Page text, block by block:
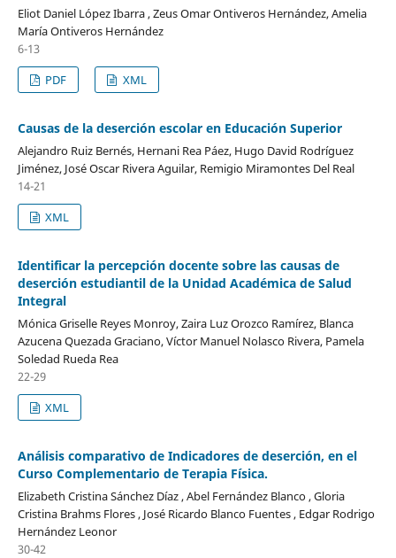
Eliot Daniel López Ibarra , Zeus Omar Ontiveros Hernández, Amelia
María Ontiveros Hernández
6-13
PDF
XML
Causas de la deserción escolar en Educación Superior
Alejandro Ruiz Bernés, Hernani Rea Páez, Hugo David Rodríguez
Jiménez, José Oscar Rivera Aguilar, Remigio Miramontes Del Real
14-21
XML
Identificar la percepción docente sobre las causas de
deserción estudiantil de la Unidad Académica de Salud
Integral
Mónica Griselle Reyes Monroy, Zaira Luz Orozco Ramírez, Blanca
Azucena Quezada Graciano, Víctor Manuel Nolasco Rivera, Pamela
Soledad Rueda Rea
22-29
XML
Análisis comparativo de Indicadores de deserción, en el
Curso Complementario de Terapia Física.
Elizabeth Cristina Sánchez Díaz , Abel Fernández Blanco , Gloria
Cristina Brahms Flores , José Ricardo Blanco Fuentes , Edgar Rodrigo
Hernández Leonor
30-42